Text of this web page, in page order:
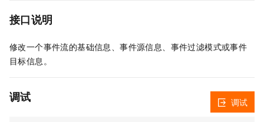
接口说明
修改一个事件流的基础信息、事件源信息、事件过滤模式或事件
目标信息。
调试 调试